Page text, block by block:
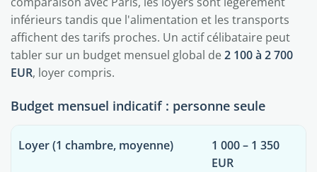
inférieurs tandis que l'alimentation et les transports
affichent des tarifs proches. Un actif célibataire peut
tabler sur un budget mensuel global de2 100 à 2 700
EUR, loyer compris.
Budget mensuel indicatif : personne seule
Loyer (1 chambre, moyenne)
1 000 – 1 350
EUR